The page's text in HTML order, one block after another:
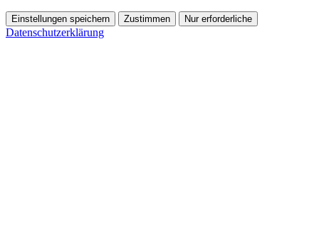
Einstellungen speichern Zustimmen Nur erforderliche
Datenschutzerklärung